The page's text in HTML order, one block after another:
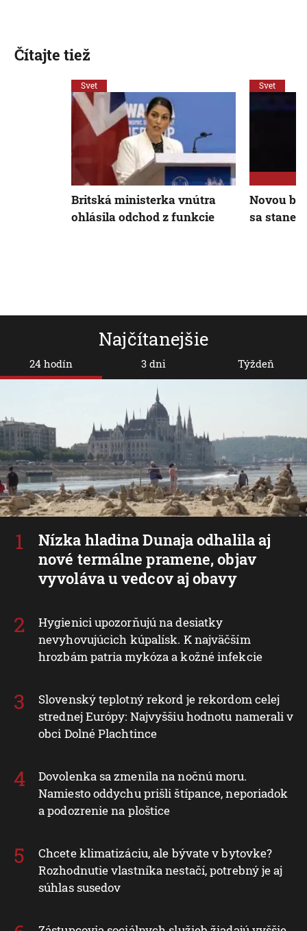
Najčítanejšie
24 hodín
Nízka hladina Dunaja odhalila aj
nové termálne pramene, objav
vyvoláva u vedcov aj obavy
Hygienici upozorňujú na desiatky
nevyhovujúcich kúpalísk. K najväčším
hrozbám patria mykóza a kožné infekcie
Slovenský teplotný rekord je rekordom celej
strednej Európy: Najvyššiu hodnotu namerali v
obci Dolné Plachtince
Dovolenka sa zmenila na nočnú moru.
Namiesto oddychu prišli štípance, neporiadok
a podozrenie na ploštice
Chcete klimatizáciu, ale bývate v bytovke?
Rozhodnutie vlastníka nestačí, potrebný je aj
súhlas susedov
3 dni Týždeň
Čítajte tiež
Svet
Britská ministerka vnútra
ohlásila odchod z funkcie
Svet
Novou
sa stane